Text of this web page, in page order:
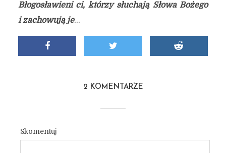
Błogosławieni ci, którzy słuchają Słowa Bożego
i zachowują je…
2 KOMENTARZE
Skomentuj